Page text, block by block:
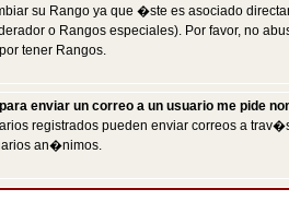
su Rango ya que �ste es asociado
o Rangos especiales). Por favor, no
tener Rangos.
enviar un correo a un usuario me pide
registrados pueden enviar correos a
an�nimos.